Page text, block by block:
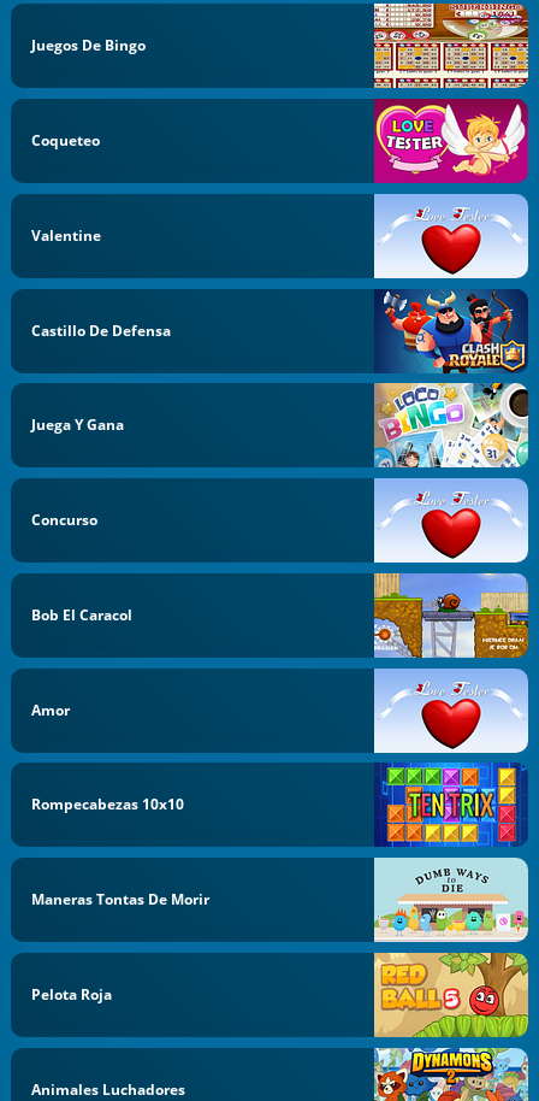
Juegos De Bingo
Coqueteo
Valentine
Castillo De Defensa
Juega Y Gana
Concurso
Bob El Caracol
Amor
Rompecabezas 10x10
Maneras Tontas De Morir
Pelota Roja
Animales Luchadores